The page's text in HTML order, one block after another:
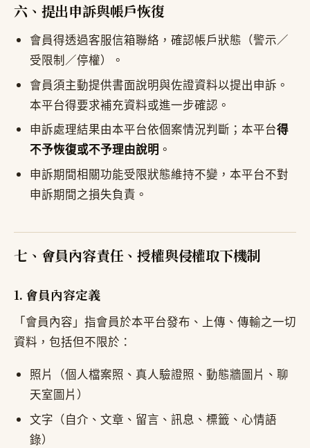
六、提出申訴與帳戶恢復
會員得透過客服信箱聯絡，確認帳戶狀態（警示／
受限制／停權）。
會員須主動提供書面說明與佐證資料以提出申訴。
本平台得要求補充資料或進一步確認。
申訴處理結果由本平台依個案情況判斷；本平台得
不予恢復或不予理由說明 。
申訴期間相關功能受限狀態維持不變，本平台不對
申訴期間之損失負責。
七、會員內容責任、授權與侵權取下機制
1. 會員內容定義
「會員內容」指會員於本平台發布、上傳、傳輸之一切
資料，包括但不限於：
照片（個人檔案照、真人驗證照、動態牆圖片、聊
天室圖片）
文字（自介、文章、留言、訊息、標籤、心情語
錄）